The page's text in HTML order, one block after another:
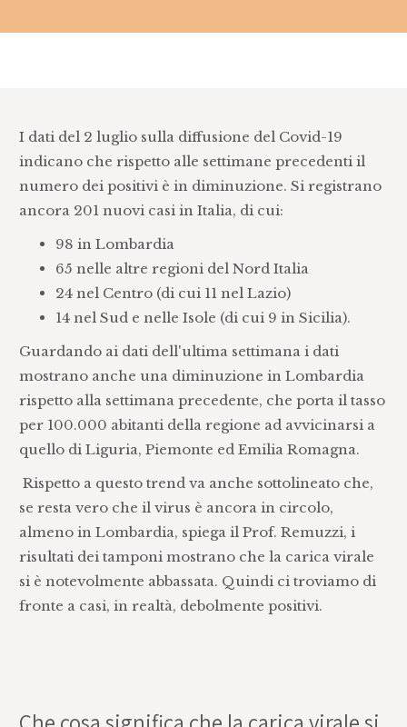
I dati del 2 luglio sulla diffusione del Covid-19
indicano che rispetto alle settimane precedenti il
numero dei positivi è in diminuzione. Si registrano
ancora 201 nuovi casi in Italia, di cui:
98 in Lombardia
65 nelle altre regioni del Nord Italia
24 nel Centro (di cui 11 nel Lazio)
14 nel Sud e nelle Isole (di cui 9 in Sicilia).
Guardando ai dati dell'ultima settimana i dati
mostrano anche una diminuzione in Lombardia
rispetto alla settimana precedente, che porta il tasso
per 100.000 abitanti della regione ad avvicinarsi a
quello di Liguria, Piemonte ed Emilia Romagna.
Rispetto a questo trend va anche sottolineato che,
se resta vero che il virus è ancora in circolo,
almeno in Lombardia, spiega il Prof. Remuzzi, i
risultati dei tamponi mostrano che la carica virale
si è notevolmente abbassata. Quindi ci troviamo di
fronte a casi, in realtà, debolmente positivi.